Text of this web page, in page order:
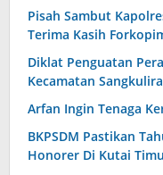
Pisah Sambut
Terima Kasih
Diklat Penguatan
Kecamatan
Arfan Ingin Tenaga
BKPSDM Pastikan
Honorer Di Kutai